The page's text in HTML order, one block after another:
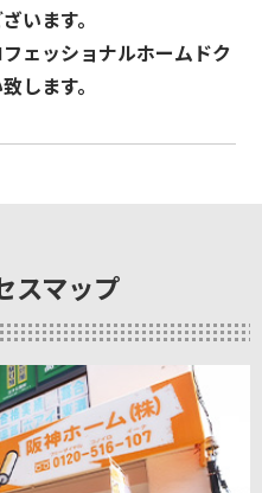
います。
ェッショナルホームドク
致します。
スマップ